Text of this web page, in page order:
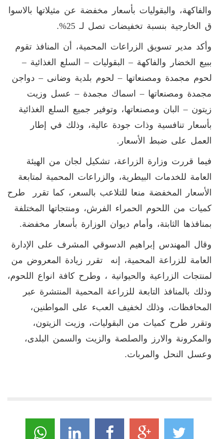
والفاكهة، والبقوليات بأسعار مخفضة عن مثيلاتها بالاسوا
ق الخارجية بنسبة تخفيضات تصل لـ 25%.
وأكد مدير تسويق الزراعات المحمية، أن المنافذ تقوم
ببيع الخضار والفاكهة – البقوليات – السلع الغذائية –
لحوم مجمدة ومصنعاتها – لحوم بلدية وضانى – دواجن
مجمدة ومصنعاتها – اسماك مجمدة – عسل وزيت
زيتون – البان ومصنعاتها، وتوفير جميع السلع الغذائية
بأسعار تنافسية وذات جودة عالية، وذلك في إطار
العمل على ضبط الأسعار.
فيما قررت وزارة الزراعة، تشكيل لجان من الهيئة
العامة للخدمات البيطرية، والزراعات المحمية لمتابعة
الأسعار المخفضة منعا للتلاعب بالسعر، كما تقرر طرح
كميات من اللحوم الحمراء الفرش، ومنتجاتها المختلفة
بمنافذها الثابتة، وأمام ديوان الوزارة بأسعار مخفضة.
وقال المهندس إبراهيم الدسوقي المشرف على الإدارة
العامة للزراعة المحمية، إنه تقرر زيادة المعروض من
لمنتجات الزراعية والحيوانية ، وطرح كافة انواع اللحوم،
وذلك بالمنافذ التابعة للزراعة المحمية المنتشرة عبر
المحافظات، وذلك لخفيف العبء على المواطنين،
وتقرر طرح كميات من البقوليات، وزيت الزيتون،
والمكرونة والارز والصلصة والزيت والسمن البلدى،
وعسل النحل والمربات.